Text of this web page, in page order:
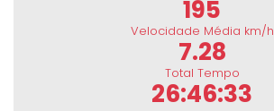
195
Velocidade Média km/h
7.28
Total Tempo
26:46:33